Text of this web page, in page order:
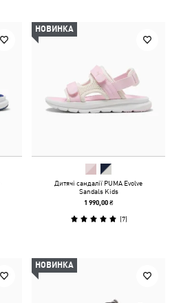
НОВИНКА
Дитячі сандалії PUMA Evolve
Sandals Kids
1 990,00 ₴
(7)
НОВИНКА